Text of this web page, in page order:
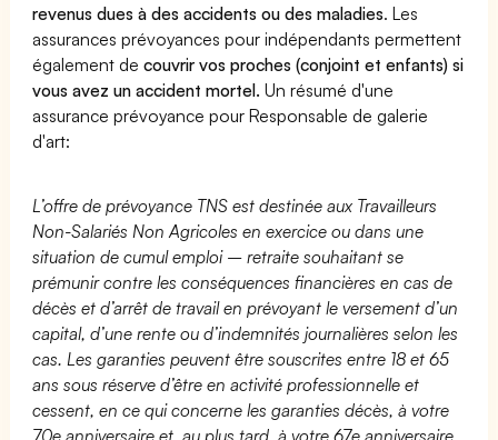
revenus dues à des accidents ou des maladies. Les
assurances prévoyances pour indépendants permettent
également decouvrir vos proches (conjoint et enfants) si
vous avez un accident mortel. Un résumé d'une
assurance prévoyance pour Responsable de galerie
d'art:
L’offre de prévoyance TNS est destinée aux Travailleurs
Non-Salariés Non Agricoles en exercice ou dans une
situation de cumul emploi – retraite souhaitant se
prémunir contre les conséquences financières en cas de
décès et d’arrêt de travail en prévoyant le versement d’un
capital, d’une rente ou d’indemnités journalières selon les
cas. Les garanties peuvent être souscrites entre 18 et 65
ans sous réserve d’être en activité professionnelle et
cessent, en ce qui concerne les garanties décès, à votre
70e anniversaire et, au plus tard, à votre 67e anniversaire